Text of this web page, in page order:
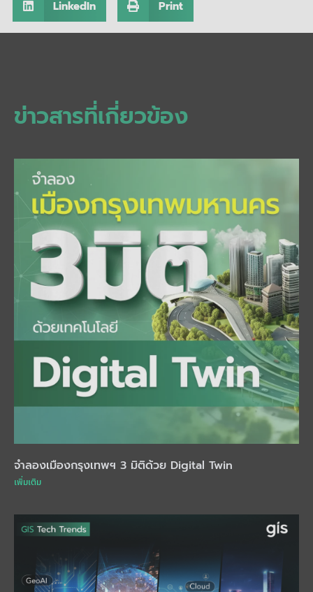
LinkedIn Print
ข่าวสารที่เกี่ยวข้อง
จำลองเมืองกรุงเทพฯ 3 มิติด้วย Digital Twin
เพิ่มเติม